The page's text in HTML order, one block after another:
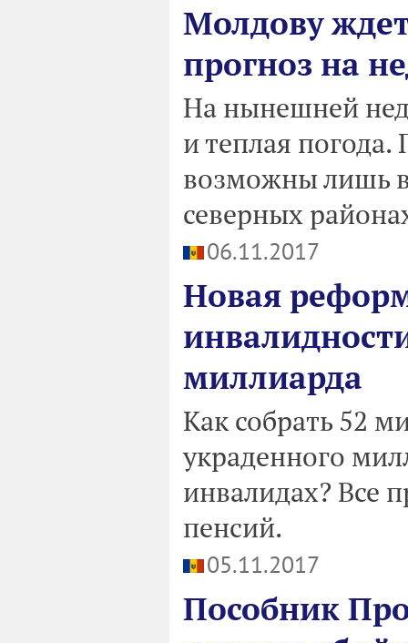
Молдову
прогноз на
На нынешней
и теплая
возможны лишь в
северных
06.11.2017
Новая
миллиарда
Как собрать 52
украденного
инвалидах? Все
пенсий.
05.11.2017
Пособник